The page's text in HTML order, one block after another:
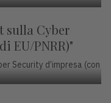
sulla Cyber
EU/PNRR)"